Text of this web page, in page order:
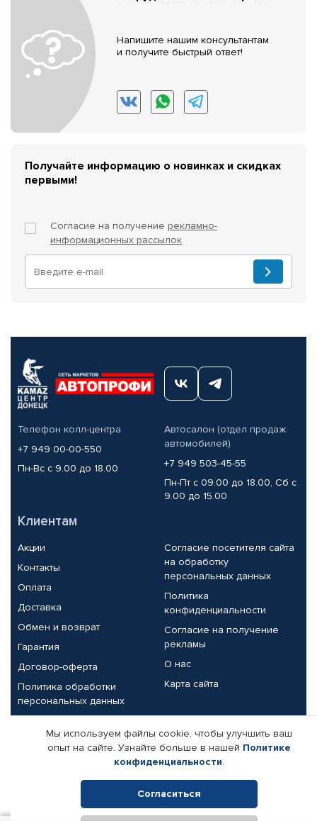
Напишите нашим консультантам
и получите быстрый ответ!
Получайте информацию о новинках и скидках
первыми!
Согласие на получение рекламно-
информационных рассылок
Телефон колл-центра
+7 949 00-00-550
Пн-Вс с 9.00 до 18.00
Автосалон (отдел продаж
автомобилей)
+7 949 503-45-55
Пн-Пт с 09.00 до 18.00, Сб с
9.00 до 15.00
Клиентам
Акции
Контакты
Оплата
Доставка
Обмен и возврат
Гарантия
Договор-оферта
Политика обработки
персональных данных
Согласие посетителя сайта
на обработку
персональных данных
Политика
конфиденциальности
Согласие на получение
рекламы
О нас
Карта сайта
Партнерам
Корпоративным клиентам
Поставщикам
Реквизиты компании
Мы используем файлы cookie, чтобы улучшить ваш
опыт на сайте. Узнайте больше в нашей Политике
конфиденциальности.
Согласиться